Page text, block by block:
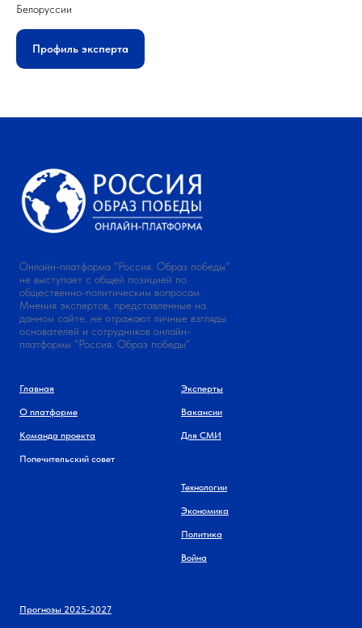
Белоруссии
Профиль эксперта
Онлайн-платформа "Россия. Образ победы"
не выступает с общей позицией по
общественно-политическим вопросам.
Мнения экспертов, представленные на
данном сайте, не отражают личные взгляды
основателей и сотрудников онлайн-
платформы "Россия. Образ победы"
Главная
О платформе
Команда проекта
Попечительский совет
Эксперты
Вакансии
Для СМИ
Технологии
Экономика
Политика
Война
Прогнозы 2025-2027